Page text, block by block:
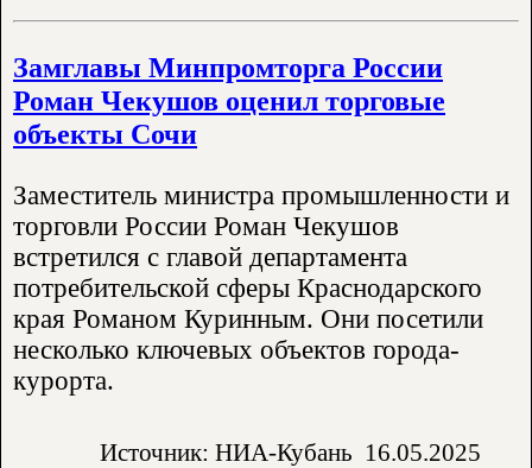
Замглавы Минпромторга России
Роман Чекушов оценил торговые
объекты Сочи
Заместитель министра промышленности и
торговли России Роман Чекушов
встретился с главой департамента
потребительской сферы Краснодарского
края Романом Куринным. Они посетили
несколько ключевых объектов города-
курорта.
Источник: НИА-Кубань 16.05.2025